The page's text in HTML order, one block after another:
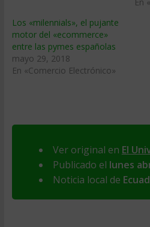
Los «milennials», el pujante
motor del «ecommerce»
entre las pymes españolas
mayo 29, 2018
En «Comercio Electrónico»
Ver original en El
Publicado el lunes
Noticia local de